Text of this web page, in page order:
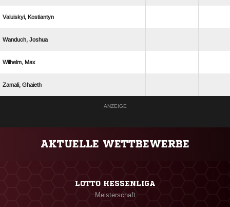
 
 
 
 
ANZEIGE
AKTUELLE WETTBEWERBE
LOTTO HESSENLIGA
Meisterschaft